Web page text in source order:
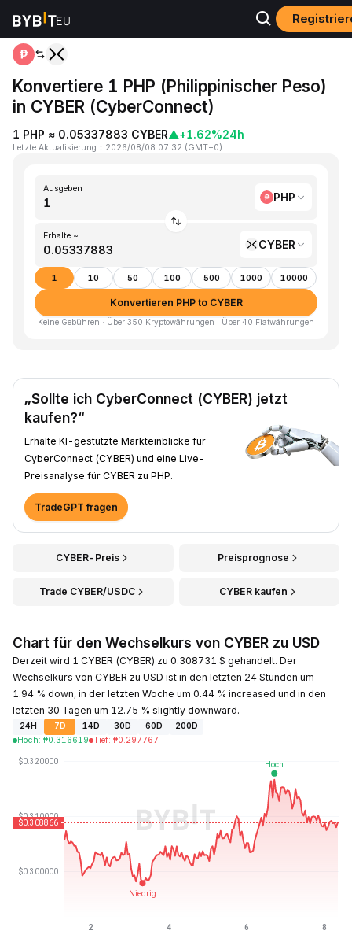
Home PHP to CYBER
Konvertiere 1 PHP (Philippinischer Peso)
in CYBER (CyberConnect)
1 PHP ≈ 0.05337883 CYBER▲+1.62%24h
Letzte Aktualisierung ： 2026/08/08 07:32 (GMT+0)
Ausgeben
PHP
Erhalte ~
CYBER
1 10 50 100 500 1000 10000
Konvertieren PHP to CYBER
Keine Gebühren · Über 350 Kryptowährungen · Über 40 Fiatwährungen
„Sollte ich CyberConnect (CYBER) jetzt
kaufen?“
Erhalte KI-gestützte Markteinblicke für
CyberConnect (CYBER) und eine Live-
Preisanalyse für CYBER zu PHP.
TradeGPT fragen
CYBER-Preis Preisprognose
Trade CYBER/USDC CYBER kaufen
Chart für den Wechselkurs von CYBER zu USD
Derzeit wird 1 CYBER (CYBER) zu 0.308731 $ gehandelt. Der
Wechselkurs von CYBER zu USD ist in den letzten 24 Stunden um
1.94 % down, in der letzten Woche um 0.44 % increased und in den
letzten 30 Tagen um 12.75 % slightly downward.
24H 7D 14D 30D 60D
200D
Hoch: ₱0.316619 Tief: ₱0.297767
Zuletzt aktualisiert: 2026-08-08, 07:32 GMT+0